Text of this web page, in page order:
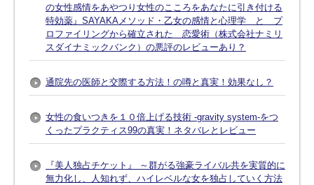
の女性感情をあやつり女性のこころをあなたに引き付ける
特効薬』SAYAKAメソッド・乙女の感情と心理学 と プ
ロファイリングから確立された 恋愛術（株式会社ナミリ
スダイナミックバンク）の悪評のレビューあり？
通院先の医師と交際する方法！の噂と真実！効果なし？
女性の食いつきを１０倍上げる技術 -gravity system-をつ
くったプラクティス99の真実！ネタバレとレビュー
『美人独占チケット』 ～群がる強豪ライバル共を実質的に
無力化し、人知れず、ハイレベルな女を独占していく方法